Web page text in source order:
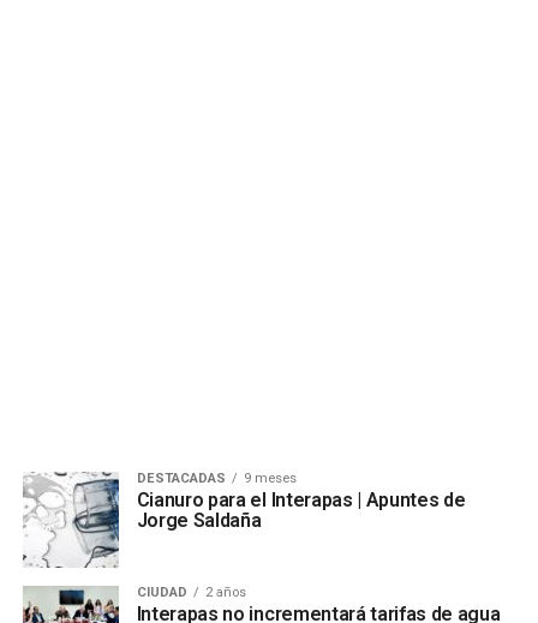
DESTACADAS 9 meses
Cianuro para el Interapas | Apuntes de
Jorge Saldaña
CIUDAD 2 años
Interapas no incrementará tarifas de agua